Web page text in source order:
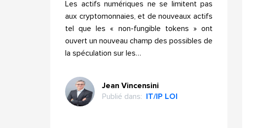
Les actifs numériques ne se limitent pas
aux cryptomonnaies, et de nouveaux actifs
tel que les « non-fungible tokens » ont
ouvert un nouveau champ des possibles de
la spéculation sur les…
Jean Vincensini
Publié dans: IT/IP LOI